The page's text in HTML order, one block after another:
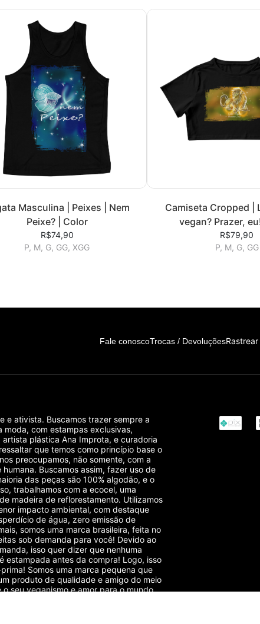
Masculina | Peixes | Nem
Peixe? | Color
R$74,90
P, M, G, GG, XGG
Camiseta Cropped |
vegan? Prazer,
R$79,90
P, M, G, GG
Fale conoscoTrocas / Devoluções
e ativista. Buscamos trazer sempre a
com estampas exclusivas,
plástica Ana Improta, e curadoria
que temos como princípio base o
preocupamos, não somente, com a
Buscamos assim, fazer uso de
das peças são 100% algodão, e o
trabalhamos com a ecocel, uma
madeira de reflorestamento. Utilizamos
impacto ambiental, com destaque
de água, zero emissão de
somos uma marca brasileira, feita no
sob demanda para você! Devido ao
isso quer dizer que nenhuma
estampada antes da compra! Logo, isso
Somos uma marca pequena que
produto de qualidade e amigo do meio
seu veganismo e amor para o mundo